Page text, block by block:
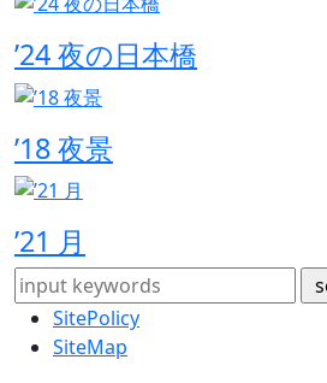
’24 夜の日本橋
’18 夜景
’21 月
SitePolicy
SiteMap